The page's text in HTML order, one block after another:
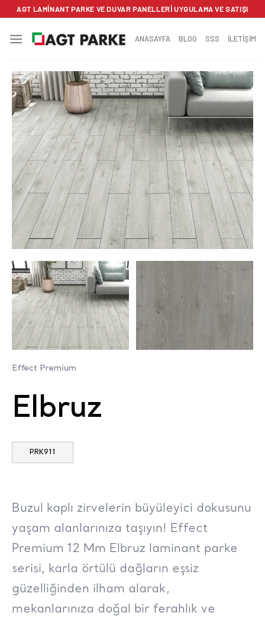
İçeriğe
atla
AGT LAMINANT PARKE VE DUVAR PANELLERI UYGULAMA VE SATIŞI
ANASAYFA BLOG SSS İLETİŞİM
Effect Premium
Elbruz
PRK911
Buzul kaplı zirvelerin büyüleyici dokusunu
yaşam alanlarınıza taşıyın! Effect
Premium 12 Mm Elbruz laminant parke
serisi, karla örtülü dağların eşsiz
güzelliğinden ilham alarak,
mekanlarınıza doğal bir ferahlık ve